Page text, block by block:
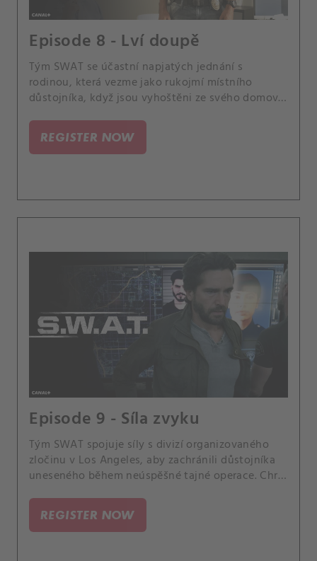
Episode 8 - Lví doupě
Tým SWAT se účastní napjatých jednání s
rodinou, která vezme jako rukojmí místního
důstojníka, když jsou vyhoštěni ze svého domova.
volbách, protože pomáhá otci při zdravotních
potížích a Chrisův vztah s Kira a Tyem se dostává
do kritického stavu.
REGISTER NOW
Episode 9 - Síla zvyku
Tým SWAT spojuje síly s divizí organizovaného
zločinu v Los Angeles, aby zachránili důstojníka
uneseného během neúspěšné tajné operace. Chris
který je unesen, když jim není dovoleno
poskytnout určité podrobnosti o vyšetřování.
REGISTER NOW